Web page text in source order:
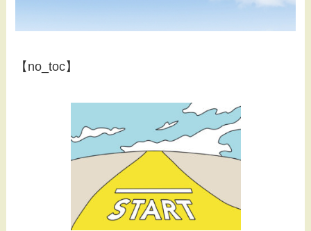
【no_toc】